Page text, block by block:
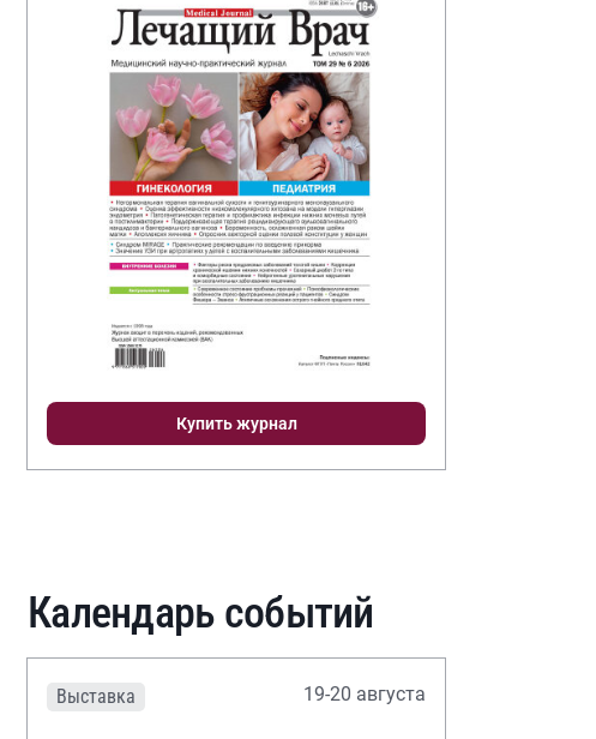
Купить журнал
Календарь событий
Выставка 19-20 августа